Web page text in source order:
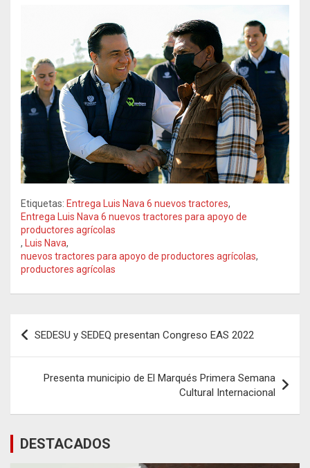
Etiquetas: Entrega Luis Nava 6 nuevos tractores,
Entrega Luis Nava 6 nuevos tractores para apoyo de
productores agrícolas
, Luis Nava,
nuevos tractores para apoyo de productores agrícolas,
productores agrícolas
Navegación
de
entradas
SEDESU y SEDEQ presentan Congreso EAS 2022
Presenta municipio de El Marqués Primera Semana
Cultural Internacional
DESTACADOS